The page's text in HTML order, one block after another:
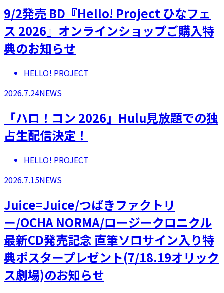
9/2発売 BD『Hello! Project ひなフェ
ス 2026』オンラインショップご購入特
典のお知らせ
HELLO! PROJECT
2026.7.24NEWS
「ハロ！コン 2026」Hulu見放題での独
占生配信決定！
HELLO! PROJECT
2026.7.15NEWS
Juice=Juice/つばきファクトリ
ー/OCHA NORMA/ロージークロニクル
最新CD発売記念 直筆ソロサイン入り特
典ポスタープレゼント(7/18.19オリック
ス劇場)のお知らせ